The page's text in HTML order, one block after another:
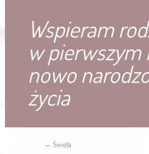
Wspieram
w pierwszym
nowo
życia
← Święta